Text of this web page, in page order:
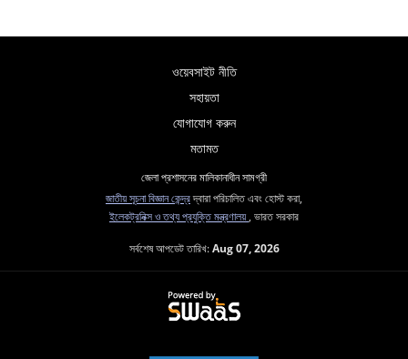
ওয়েবসাইট নীতি
সহায়তা
যোগাযোগ করুন
মতামত
জেলা প্রশাসনের মালিকানাধীন সামগ্রী
জাতীয় সূচনা বিজ্ঞান কেন্দ্রদ্বারা পরিচালিত এবং হোস্ট করা,
ইলেকট্রনিক্স ও তথ্য প্রযুক্তি মন্ত্রণালয় , ভারত সরকার
সর্বশেষ আপডেট তারিখ:Aug 07, 2026